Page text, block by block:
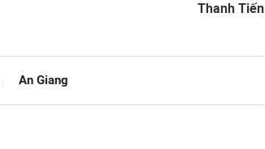
Thanh Tiến
An Giang